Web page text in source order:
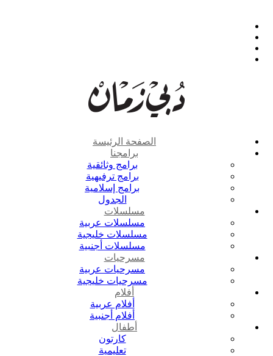
الصفحة الرئيسة
برامجنا
برامج وثائقية
برامج ترفيهية
برامج إسلامية
الجدول
مسلسلات
مسلسلات عربية
مسلسلات خليجية
مسلسلات أجنبية
مسرحيات
مسرحيات عربية
مسرحيات خليجية
أفلام
أفلام عربية
أفلام أجنبية
أطفال
كارتون
تعليمية